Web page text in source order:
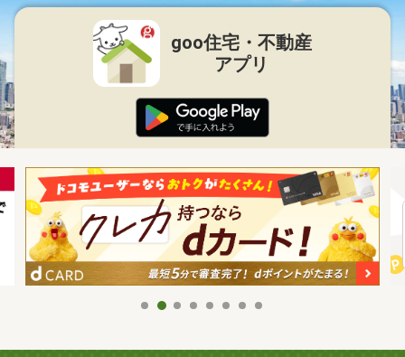
goo住宅・不動産
アプリ